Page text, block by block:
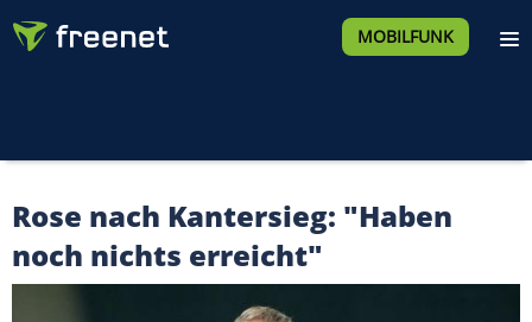
MOBILFUNK
Rose nach Kantersieg: "Haben
noch nichts erreicht"